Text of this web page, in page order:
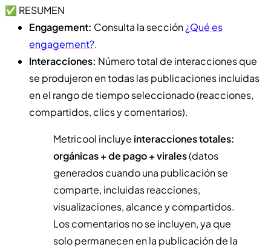
✅ RESUMEN
Engagement: Consulta la sección¿Qué es
engagement?.
Interacciones: Número total de interacciones que
se produjeron en todas las publicaciones incluidas
en el rango de tiempo seleccionado (reacciones,
compartidos, clics y comentarios).
Metricool incluye interacciones totales:
orgánicas + de pago + virales(datos
generados cuando una publicación se
comparte, incluidas reacciones,
visualizaciones, alcance y compartidos.
Los comentarios no se incluyen, ya que
solo permanecen en la publicación de la